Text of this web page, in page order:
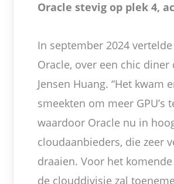
Oracle stevig op plek 4,
In september 2024
Oracle, over een chic diner
Jensen Huang. “Het
smeekten om meer GPU’s
waardoor Oracle nu in
cloudaanbieders, die zeer
draaien. Voor het
de clouddivisie zal